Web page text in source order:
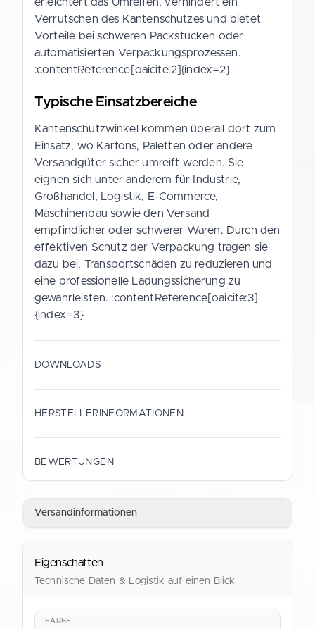
Verrutschen des Kantenschutzes und bietet
Vorteile bei schweren Packstücken oder
automatisierten Verpackungsprozessen.
:contentReference[oaicite:2]{index=2}
Typische Einsatzbereiche
Kantenschutzwinkel kommen überall dort zum
Einsatz, wo Kartons, Paletten oder andere
Versandgüter sicher umreift werden. Sie
eignen sich unter anderem für Industrie,
Großhandel, Logistik, E-Commerce,
Maschinenbau sowie den Versand
empfindlicher oder schwerer Waren. Durch den
effektiven Schutz der Verpackung tragen sie
dazu bei, Transportschäden zu reduzieren und
eine professionelle Ladungssicherung zu
gewährleisten. :contentReference[oaicite:3]
{index=3}
DOWNLOADS
HERSTELLERINFORMATIONEN
HERSTELLER
Gustav Schramm GmbH
28219 Bremen
KONTAKT
shop@verpackung.de
BEWERTUNGEN
Versandinformationen
Eigenschaften
Technische Daten & Logistik auf einen Blick
FARBE